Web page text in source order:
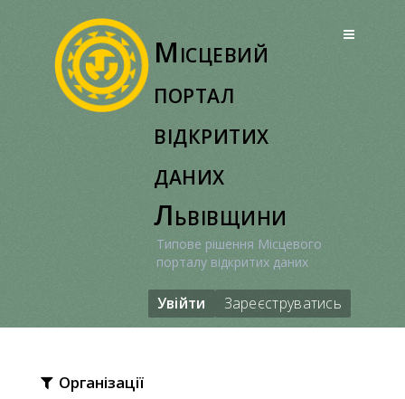
Місцевий
портал
відкритих
даних
Львівщини
Типове рішення Місцевого
порталу відкритих даних
Увійти Зареєструватись
Організації